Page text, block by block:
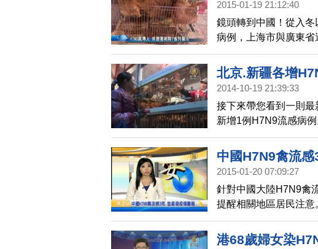
2015-01-19 21:12:40
鏡頭轉到中國！從入
病例，上海市與廣東
名1歲半女童康復。疾
維吾爾自治區、江蘇
議提升為第二級警示，
北京.新疆各增
2014-10-19 21:39:33
接下來帶您看到一則
新增1例H7N9流感病
疆列入黃色旅遊警示
免接觸禽鳥類，食用雞
衛生措施，以避免感染
中國H7N9禽流
2015-01-20 07:09:27
針對中國大陸H7N9禽
提醒相關地區居民注
H7N9確診病例，其中
港68歲婦女染